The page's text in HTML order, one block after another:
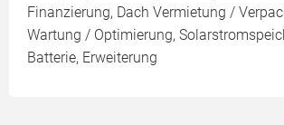
Finanzierung, Dach Vermietung /
Wartung / Optimierung,
Batterie, Erweiterung